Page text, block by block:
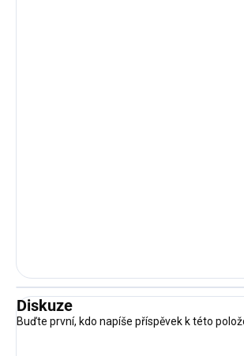
Diskuze
Buďte první, kdo napíše příspěvek k této